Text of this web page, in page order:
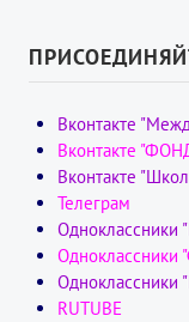
Вконтакте
Вконтакте
Вконтакте
Телеграм
Одноклассники
Одноклассники
RUTUBE